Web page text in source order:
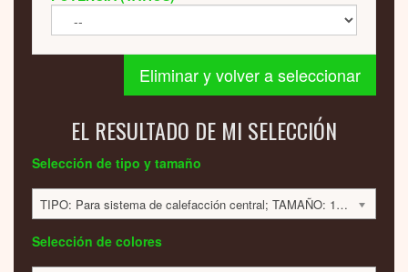
Eliminar y volver a seleccionar
EL RESULTADO DE MI SELECCIÓN
Selección de tipo y tamaño
TIPO: Para sistema de calefacción central; TAMAÑO: 1800x400x75 mm; 850 VATIOS; 4010 EUR
Selección de colores